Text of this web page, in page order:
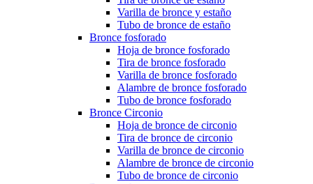
Varilla de bronce y estaño
Tubo de bronce de estaño
Bronce fosforado
Hoja de bronce fosforado
Tira de bronce fosforado
Varilla de bronce fosforado
Alambre de bronce fosforado
Tubo de bronce fosforado
Bronce Circonio
Hoja de bronce de circonio
Tira de bronce de circonio
Varilla de bronce de circonio
Alambre de bronce de circonio
Tubo de bronce de circonio